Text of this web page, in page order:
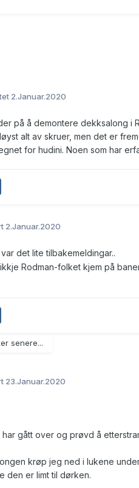
2.Januar.2020
på å demontere dekksalong i
alt av skruer, men det er
for hudini. Noen som har
2.Januar.2020
det lite tilbakemeldingar..
Rodman-folket kjem på
senere...
23.Januar.2020
gått over og prøvd å
krøp jeg ned i lukene
den er limt til dørken.